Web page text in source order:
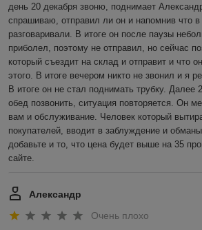
день 20 декабря звоню, поднимает
спрашиваю, отправил ли он и напомнив что
разговаривали. В итоге он после паузы
приболел, поэтому не отправил, но сейчас
который съездит на склад и отправит и что
этого. В итоге вечером никто не звонил и я
В итоге он не стал поднимать трубку. Далее
обед позвонить, ситуация повторяется. Он
вам и обслуживание. Человек который
покупателей, вводит в заблуждение и
добавьте и то, что цена будет выше на 35
сайте.
Александр
Очень плохо